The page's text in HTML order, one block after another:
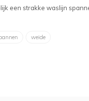
een strakke waslijn
weide